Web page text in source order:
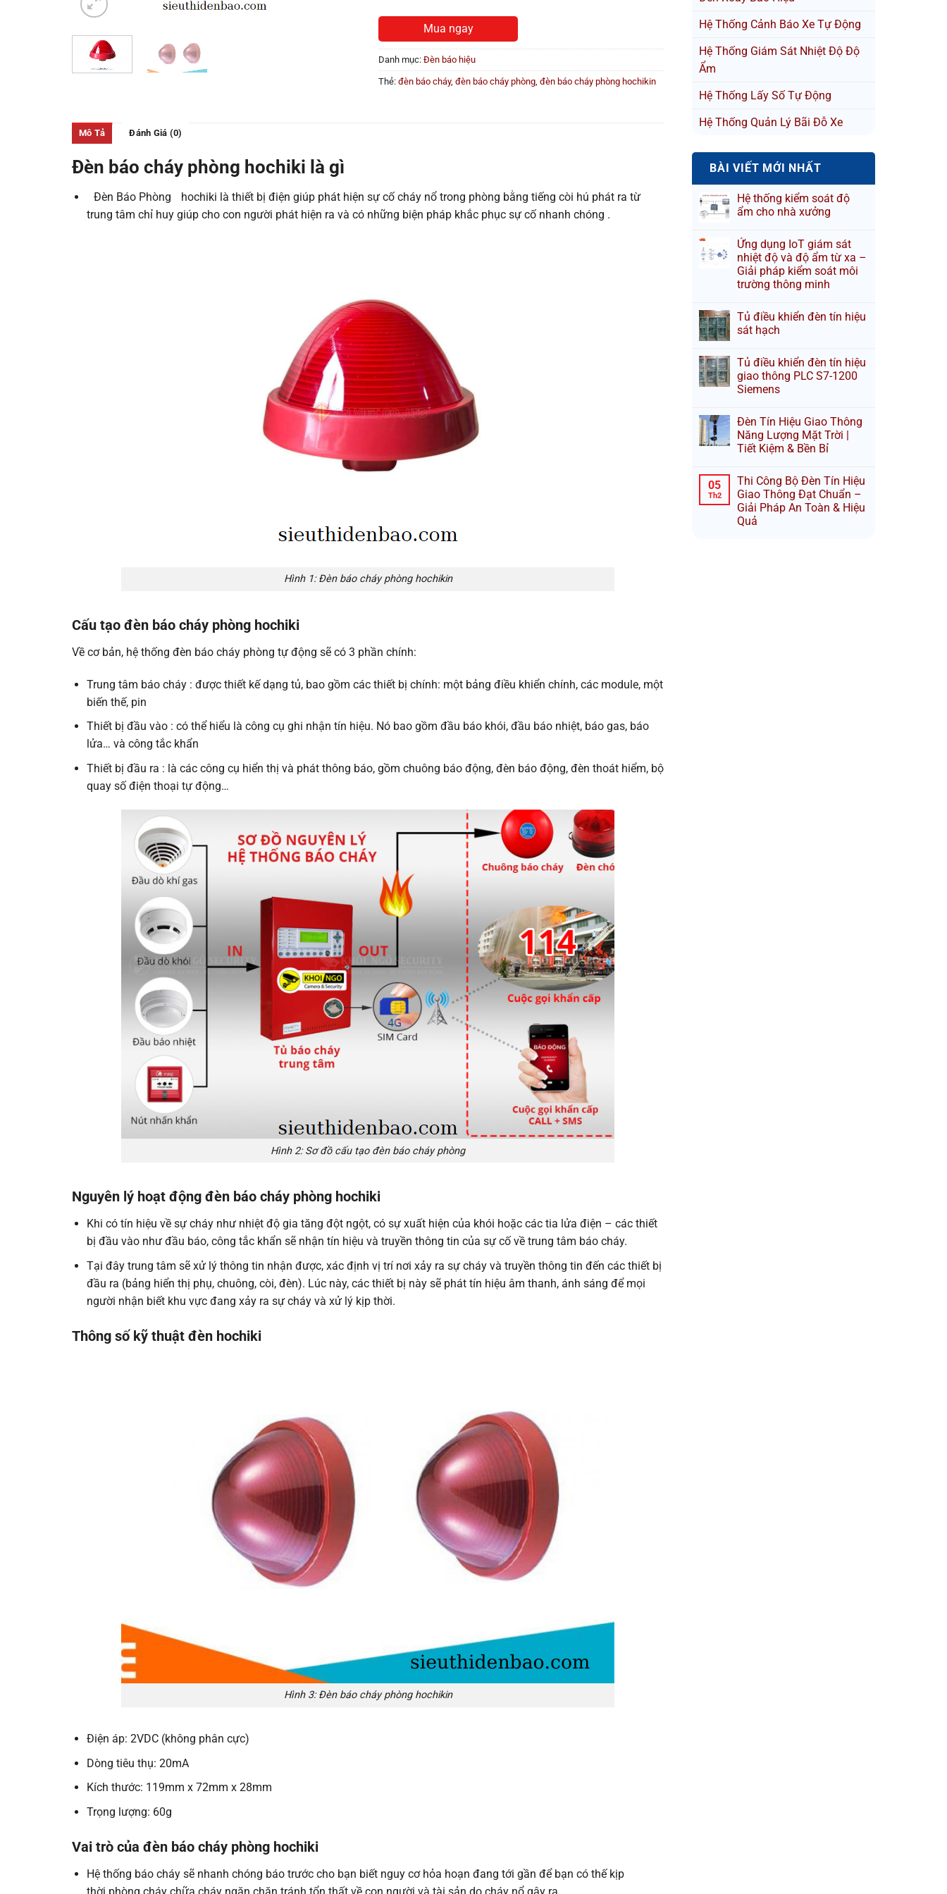
Hệ Thống Cảnh Báo Xe Tự Động
Hệ Thống Giám Sát Nhiệt Độ Độ
Ẩm
Hệ Thống Lấy Số Tự Động
Hệ Thống Quản Lý Bãi Đỗ Xe
BÀI VIẾT MỚI NHẤT
Hệ thống kiểm soát độ
ẩm cho nhà xưởng
Ứng dụng IoT giám sát
nhiệt độ và độ ẩm từ xa –
Giải pháp kiểm soát môi
trường thông minh
Tủ điều khiển đèn tín hiệu
sát hạch
Tủ điều khiển đèn tín hiệu
giao thông PLC S7-1200
Siemens
Đèn Tín Hiệu Giao Thông
Năng Lượng Mặt Trời |
Tiết Kiệm & Bền Bỉ
05
Th2
Thi Công Bộ Đèn Tín Hiệu
Giao Thông Đạt Chuẩn –
Giải Pháp An Toàn & Hiệu
Quả
Mua ngay
Danh mục: Đèn báo hiệu
Thẻ: đèn báo cháy, đèn báo cháy phòng, đèn báo cháy phòng hochikin
Mô Tả Đánh Giá (0)
Đèn báo cháy phòng hochiki là gì
Đèn Báo Phòng
hochiki là thiết bị điện giúp phát hiện sự cố cháy nổ trong phòng bằng tiếng còi hú phát ra từ
trung tâm chỉ huy giúp cho con người phát hiện ra và có những biện pháp khắc phục sự cố nhanh chóng .
Hình 1: Đèn báo cháy phòng hochikin
Cấu tạo đèn báo cháy phòng hochiki
Về cơ bản, hệ thống đèn báo cháy phòng tự động sẽ có 3 phần chính:
Trung tâm báo cháy : được thiết kế dạng tủ, bao gồm các thiết bị chính: một bảng điều khiển chính, các module, một
biến thế, pin
Thiết bị đầu vào : có thể hiểu là công cụ ghi nhận tín hiệu. Nó bao gồm đầu báo khói, đầu báo nhiệt, báo gas, báo
lửa… và công tắc khẩn
Thiết bị đầu ra : là các công cụ hiển thị và phát thông báo, gồm chuông báo động, đèn báo động, đèn thoát hiểm, bộ
quay số điện thoại tự động…
Hình 2: Sơ đồ cấu tạo đèn báo cháy phòng
Nguyên lý hoạt động đèn báo cháy phòng hochiki
Khi có tín hiệu về sự cháy như nhiệt độ gia tăng đột ngột, có sự xuất hiện của khói hoặc các tia lửa điện – các thiết
bị đầu vào như đầu báo, công tắc khẩn sẽ nhận tín hiệu và truyền thông tin của sự cố về trung tâm báo cháy.
Tại đây trung tâm sẽ xử lý thông tin nhận được, xác định vị trí nơi xảy ra sự cháy và truyền thông tin đến các thiết bị
đầu ra (bảng hiển thị phụ, chuông, còi, đèn). Lúc này, các thiết bị này sẽ phát tín hiệu âm thanh, ánh sáng để mọi
người nhận biết khu vực đang xảy ra sự cháy và xử lý kịp thời.
Thông số kỹ thuật đèn hochiki
Hình 3: Đèn báo cháy phòng hochikin
Điện áp: 2VDC (không phân cực)
Dòng tiêu thụ: 20mA
Kích thước: 119mm x 72mm x 28mm
Trọng lượng: 60g
Vai trò của đèn báo cháy phòng hochiki
Hệ thống báo cháy sẽ nhanh chóng báo trước cho bạn biết nguy cơ hỏa hoạn đang tới gần để bạn có thế kịp